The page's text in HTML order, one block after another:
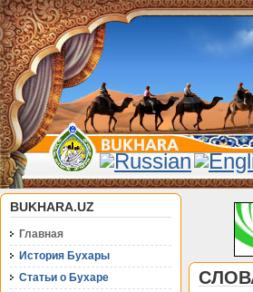
BUKHARA.UZ
Главная
История Бухары
Статьи о Бухаре